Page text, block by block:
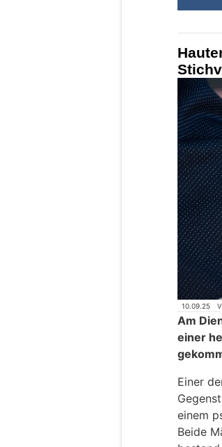
10.09.25
Am
einer
Einer
einem
Beide